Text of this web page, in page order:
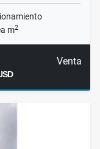
m2
Venta